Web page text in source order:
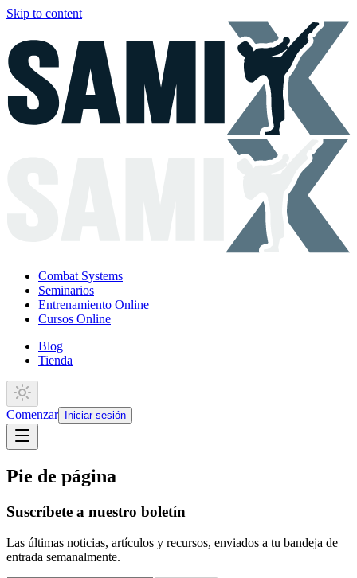
Skip to content
Combat Systems
Seminarios
Entrenamiento Online
Cursos Online
Blog
Tienda
Comenzar Iniciar sesión
Pie de página
Suscríbete a nuestro boletín
Las últimas noticias, artículos y recursos, enviados a tu bandeja de
entrada semanalmente.